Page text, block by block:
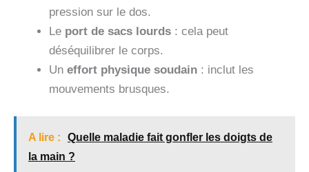
pression sur le dos.
Le port de sacs lourds : cela peut
déséquilibrer le corps.
Un effort physique soudain : inclut les
mouvements brusques.
A lire :
Quelle maladie fait gonfler les doigts de
la main ?